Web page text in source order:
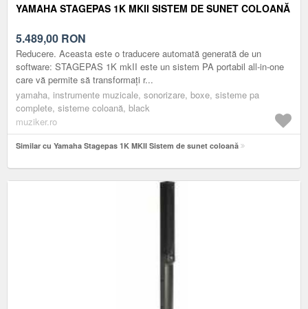
YAMAHA STAGEPAS 1K MKII SISTEM DE SUNET COLOANĂ
5.489,00 RON
Reducere. Aceasta este o traducere automată generată de un
software: STAGEPAS 1K mkII este un sistem PA portabil all-in-one
care vă permite să transformați r...
yamaha, instrumente muzicale, sonorizare, boxe, sisteme pa
complete, sisteme coloană, black
muziker.ro
Similar cu Yamaha Stagepas 1K MKII Sistem de sunet coloană